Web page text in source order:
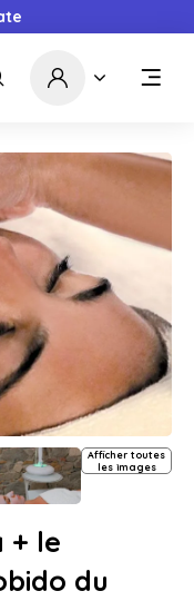
Afficher toutes
les images
+ le
du